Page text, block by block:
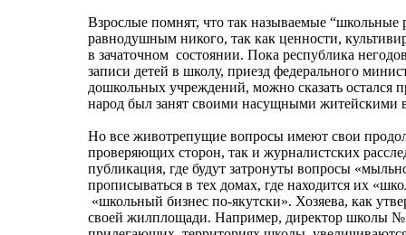
Взрослые помнят, что так называемые
равнодушным никого, так как ценности,
в зачаточном состоянии. Пока республика
записи детей в школу, приезд федерального
дошкольных учреждений, можно сказать остался
народ был занят своими насущными житейскими
Но все животрепущие вопросы имеют свои
проверяющих сторон, так и журналистских
публикация, где будут затронуты вопросы
прописываться в тех домах, где находится их
«школьный бизнес по-якутски». Хозяева, как
своей жилплощади. Например, директор школы